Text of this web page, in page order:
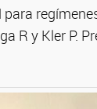
R y Kler P.